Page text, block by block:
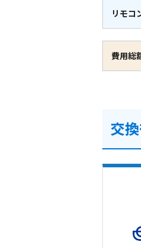
リモコ
費用総
交